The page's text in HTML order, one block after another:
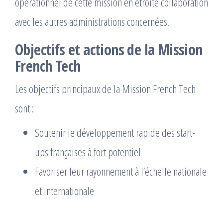
avec les autres administrations concernées.
Objectifs et actions de la Mission
French Tech
Les objectifs principaux de la Mission French Tech
sont :
Soutenir le développement rapide des start-
ups françaises à fort potentiel
Favoriser leur rayonnement à l’échelle nationale
et internationale